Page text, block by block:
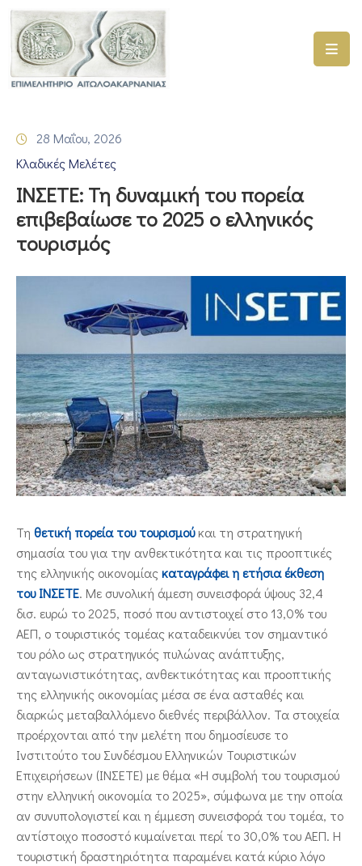
ΑΡΧΙΚΗ
ΓΕΜΗ
–
ΠΡΟΓΡΑΜΜΑΤΑ
ΕΠΙΜΕΛΗΤΗΡΙΟΥ
ΣΥΜΜΕΤΟΧΗ
ΕΤΑΙΡΕΙΕΣ
ΕΠΙΚΑΙΡΟΤΗΤΑ
ΕΠΙΚΟΙΝΩΝΙΑ
28 Μαΐου, 2026
Κλαδικές Μελέτες
ΙΝΣΕΤΕ: Τη δυναμική του πορεία
επιβεβαίωσε το 2025 ο ελληνικός
τουρισμός
Τη θετική πορεία του τουρισμούκαι τη στρατηγική
σημασία του για την ανθεκτικότητα και τις προοπτικές
της ελληνικής οικονομίαςκαταγράφει η ετήσια έκθεση
του ΙΝΣΕΤΕ. Με συνολική άμεση συνεισφορά ύψους 32,4
δισ. ευρώ το 2025, ποσό που αντιστοιχεί στο 13,0% του
ΑΕΠ, ο τουριστικός τομέας καταδεικνύει τον σημαντικό
του ρόλο ως στρατηγικός πυλώνας ανάπτυξης,
ανταγωνιστικότητας, ανθεκτικότητας και προοπτικής
της ελληνικής οικονομίας μέσα σε ένα ασταθές και
διαρκώς μεταβαλλόμενο διεθνές περιβάλλον. Τα στοιχεία
προέρχονται από την μελέτη που δημοσίευσε το
Ινστιτούτο του Συνδέσμου Ελληνικών Τουριστικών
Επιχειρήσεων (ΙΝΣΕΤΕ) με θέμα «Η συμβολή του τουρισμού
στην ελληνική οικονομία το 2025», σύμφωνα με την οποία
αν συνυπολογιστεί και η έμμεση συνεισφορά του τομέα, το
αντίστοιχο ποσοστό κυμαίνεται περί το 30,0% του ΑΕΠ. Η
τουριστική δραστηριότητα παραμένει κατά κύριο λόγο